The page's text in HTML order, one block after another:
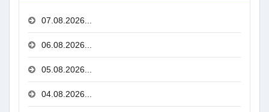
07.08.2026...
06.08.2026...
05.08.2026...
04.08.2026...